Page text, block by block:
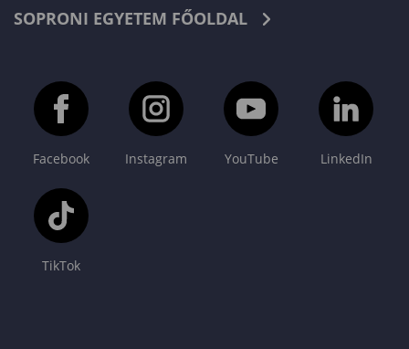
SOPRONI EGYETEM FŐOLDAL
Facebook Instagram YouTube LinkedIn
TikTok